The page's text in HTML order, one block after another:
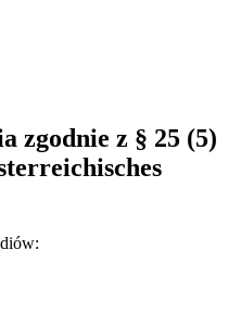
zgodnie z § 25 (5)